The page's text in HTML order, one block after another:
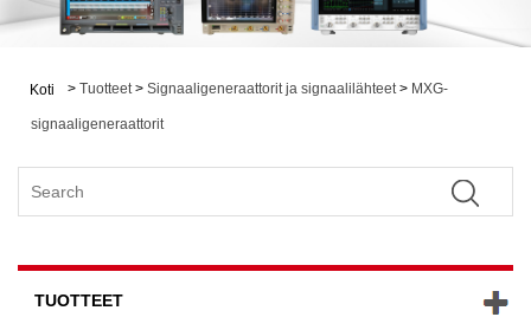
Koti > Tuotteet > Signaaligeneraattorit ja signaalilähteet > MXG-
signaaligeneraattorit
TUOTTEET